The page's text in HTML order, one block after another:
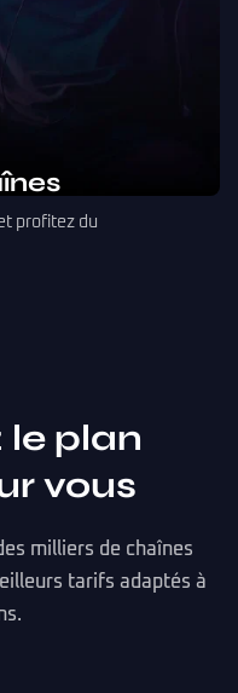
profitez du
le plan
vous
milliers de chaînes
tarifs adaptés à